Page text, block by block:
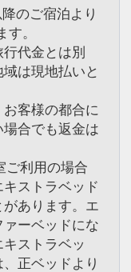
のご宿泊より
。
代金とは別
は現地払いと
お客様の都合に
合でも返金は
ご利用の場合
ストラベッド
あります。エ
ーベッドにな
ストラベッ
正ベッドより